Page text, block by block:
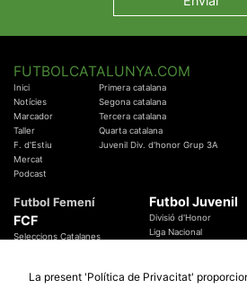
FUTBOLCATALUNYA.COM
Inici
Notícies
Marcador
Taller
F. d'Estiu
Mercat
Podcast
Primera catalana
Segona catalana
Tercera catalana
Quarta catalana
Juvenil Div. d'honor Grup 3A
Futbol Femení
FCF
Seleccions Catalanes
Temes Federatius
Futbol Juvenil
Divisió d'Honor
Liga Nacional
La present 'Política de Privacitat'